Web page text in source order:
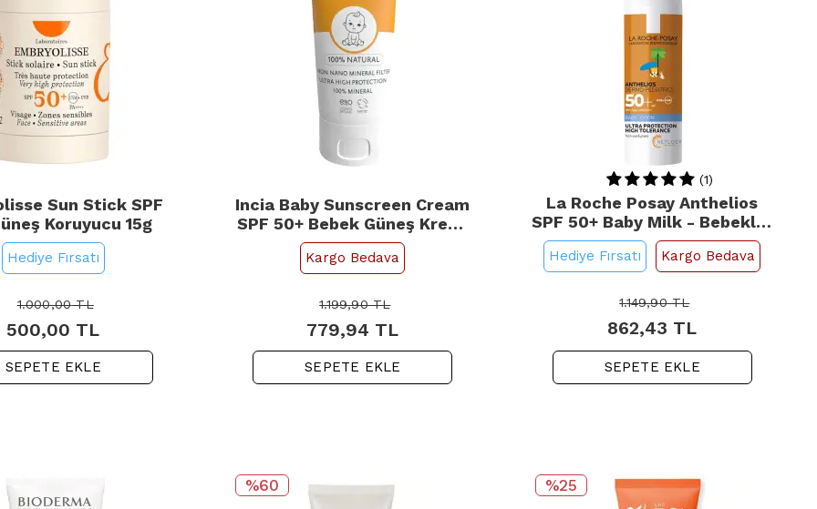
Sun Stick SPF
Koruyucu 15g
Hediye Fırsatı
1.000,00TL
500,00 TL
SEPETE EKLE
Incia Baby Sunscreen Cream
SPF 50+ Bebek Güneş Kremi
50ml
Kargo Bedava
1.199,90TL
779,94 TL
SEPETE EKLE
(1)
La Roche Posay Anthelios
SPF 50+ Baby Milk - Bebekler
İçin Güneş Koruyucu Süt
50ml
Hediye Fırsatı Kargo Bedava
1.149,90TL
862,43 TL
SEPETE EKLE
%60 %25